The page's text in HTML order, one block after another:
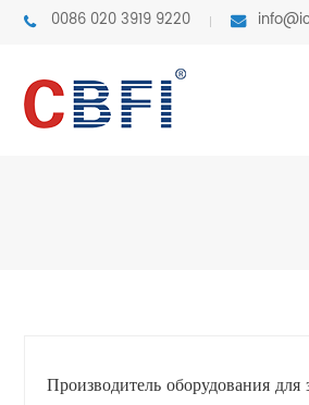
0086 020 3919 9220
Производитель оборудования